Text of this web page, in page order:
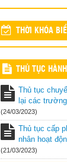
THỜI KHÓA
THỦ TỤC
Thủ tục
lại các
(24/03/2023)
Thủ tục cấp
nhân hoạt
(21/03/2023)